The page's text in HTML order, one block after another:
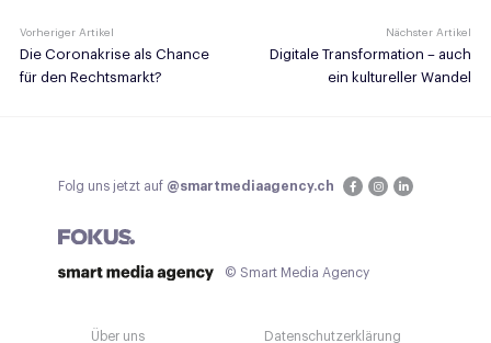
Vorheriger Artikel
Die Coronakrise als Chance
für den Rechtsmarkt?
Nächster Artikel
Digitale Transformation – auch
ein kultureller Wandel
Folg uns jetzt auf @smartmediaagency.ch
© Smart Media Agency
Über uns Datenschutzerklärung